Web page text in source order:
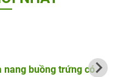
nang buồng trứng có